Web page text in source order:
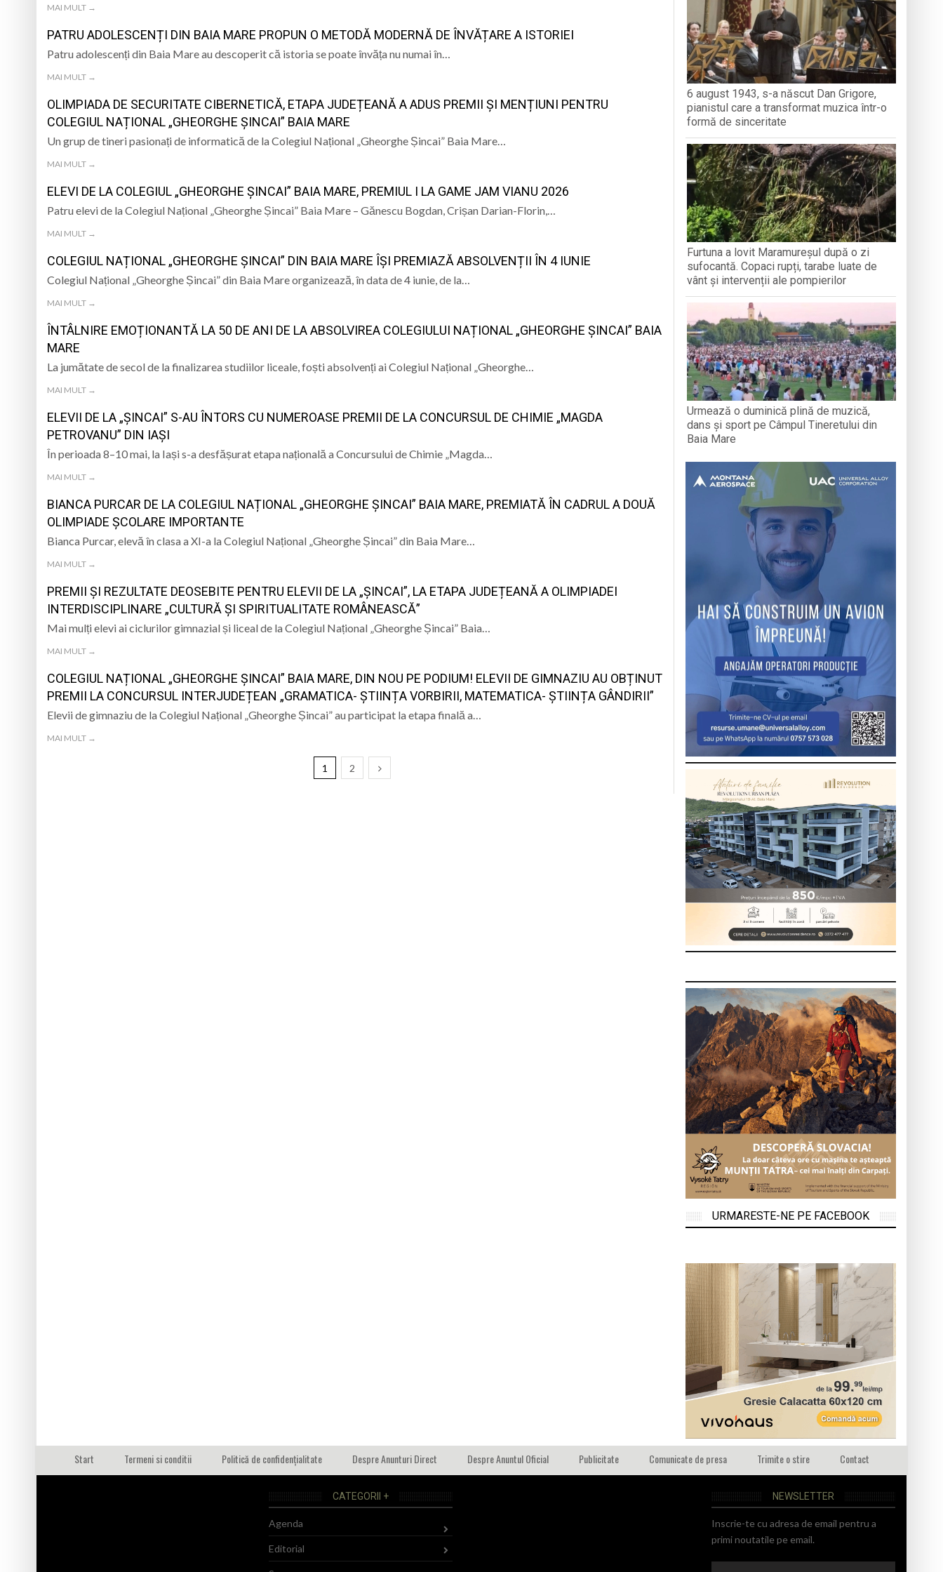
Biblioteca Municipală „Laurențiu Ulici” din Sighet găzduiește o nouă întâlnire a clubului de carte „Legături Literare”
Muzeul de Mineralogie Baia Mare, gazda unui eveniment internațional dedicat prieteniei și diversității culturale
Pompierii SVSU Târgu Lăpuș și voluntarii maltezi, în mijlocul copiilor din Tabăra Creștină „Dragoste și Prietenie” din
Munții Țibleș
DE SINCERITATE
MAI MULT →
PATRU ADOLESCENȚI DIN BAIA MARE PROPUN O METODĂ MODERNĂ DE ÎNVĂȚARE A ISTORIEI
Patru adolescenți din Baia Mare au descoperit că istoria se poate învăța nu numai în…
MAI MULT →
OLIMPIADA DE SECURITATE CIBERNETICĂ, ETAPA JUDEȚEANĂ A ADUS PREMII ȘI MENȚIUNI PENTRU
COLEGIUL NAȚIONAL „GHEORGHE ȘINCAI” BAIA MARE
Un grup de tineri pasionați de informatică de la Colegiul Național „Gheorghe Șincai” Baia Mare…
MAI MULT →
ELEVI DE LA COLEGIUL „GHEORGHE ȘINCAI” BAIA MARE, PREMIUL I LA GAME JAM VIANU 2026
Patru elevi de la Colegiul Național „Gheorghe Șincai” Baia Mare – Gănescu Bogdan, Crișan Darian-Florin,…
MAI MULT →
COLEGIUL NAȚIONAL „GHEORGHE ȘINCAI” DIN BAIA MARE ÎȘI PREMIAZĂ ABSOLVENȚII ÎN 4 IUNIE
Colegiul Național „Gheorghe Șincai” din Baia Mare organizează, în data de 4 iunie, de la…
MAI MULT →
ÎNTÂLNIRE EMOȚIONANTĂ LA 50 DE ANI DE LA ABSOLVIREA COLEGIULUI NAȚIONAL „GHEORGHE ȘINCAI” BAIA
MARE
La jumătate de secol de la finalizarea studiilor liceale, foști absolvenți ai Colegiul Național „Gheorghe…
MAI MULT →
ELEVII DE LA „ȘINCAI” S-AU ÎNTORS CU NUMEROASE PREMII DE LA CONCURSUL DE CHIMIE „MAGDA
PETROVANU” DIN IAȘI
În perioada 8–10 mai, la Iași s-a desfășurat etapa națională a Concursului de Chimie „Magda…
MAI MULT →
BIANCA PURCAR DE LA COLEGIUL NAȚIONAL „GHEORGHE ȘINCAI” BAIA MARE, PREMIATĂ ÎN CADRUL A DOUĂ
OLIMPIADE ȘCOLARE IMPORTANTE
Bianca Purcar, elevă în clasa a XI-a la Colegiul Național „Gheorghe Șincai” din Baia Mare…
MAI MULT →
PREMII ȘI REZULTATE DEOSEBITE PENTRU ELEVII DE LA „ȘINCAI”, LA ETAPA JUDEȚEANĂ A OLIMPIADEI
INTERDISCIPLINARE „CULTURĂ ȘI SPIRITUALITATE ROMÂNEASCĂ”
Mai mulți elevi ai ciclurilor gimnazial și liceal de la Colegiul Național „Gheorghe Șincai” Baia…
MAI MULT →
COLEGIUL NAȚIONAL „GHEORGHE ȘINCAI” BAIA MARE, DIN NOU PE PODIUM! ELEVII DE GIMNAZIU AU OBȚINUT
PREMII LA CONCURSUL INTERJUDEȚEAN „GRAMATICA- ȘTIINȚA VORBIRII, MATEMATICA- ȘTIINȚA GÂNDIRII”
Elevii de gimnaziu de la Colegiul Național „Gheorghe Șincai” au participat la etapa finală a…
MAI MULT →
1 2
6 august 1943, s-a născut Dan Grigore,
pianistul care a transformat muzica într-o
formă de sinceritate
Furtuna a lovit Maramureșul după o zi
sufocantă. Copaci rupți, tarabe luate de
vânt și intervenții ale pompierilor
Urmează o duminică plină de muzică,
dans și sport pe Câmpul Tineretului din
Baia Mare
URMARESTE-NE PE FACEBOOK
Start Termeni si conditii Politică de confidențialitate Despre Anunturi Direct Despre Anuntul Oficial Publicitate Comunicate de presa Trimite o stire Contact
CATEGORII +
Agenda
Editorial
NEWSLETTER
Inscrie-te cu adresa de email pentru a
primi noutatile pe email.